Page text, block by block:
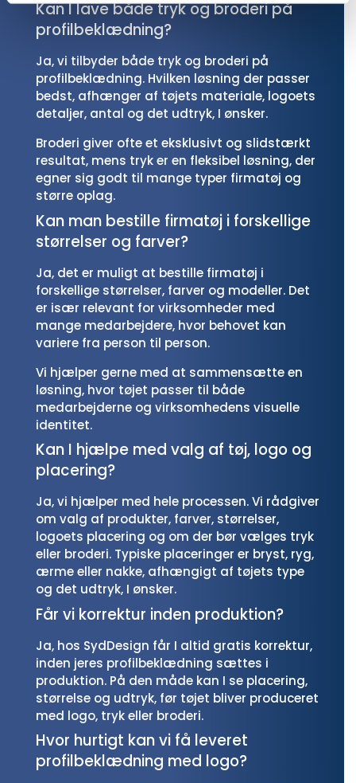
Kan I lave både tryk og broderi på
profilbeklædning?
Ja, vi tilbyder både tryk og broderi på
profilbeklædning. Hvilken løsning der passer
bedst, afhænger af tøjets materiale, logoets
detaljer, antal og det udtryk, I ønsker.
Broderi giver ofte et eksklusivt og slidstærkt
resultat, mens tryk er en fleksibel løsning, der
egner sig godt til mange typer firmatøj og
større oplag.
Kan man bestille firmatøj i forskellige
størrelser og farver?
Ja, det er muligt at bestille firmatøj i
forskellige størrelser, farver og modeller. Det
er især relevant for virksomheder med
mange medarbejdere, hvor behovet kan
variere fra person til person.
Vi hjælper gerne med at sammensætte en
løsning, hvor tøjet passer til både
medarbejderne og virksomhedens visuelle
identitet.
Kan I hjælpe med valg af tøj, logo og
placering?
Ja, vi hjælper med hele processen. Vi rådgiver
om valg af produkter, farver, størrelser,
logoets placering og om der bør vælges tryk
eller broderi. Typiske placeringer er bryst, ryg,
ærme eller nakke, afhængigt af tøjets type
og det udtryk, I ønsker.
Får vi korrektur inden produktion?
Ja, hos SydDesign får I altid gratis korrektur,
inden jeres profilbeklædning sættes i
produktion. På den måde kan I se placering,
størrelse og udtryk, før tøjet bliver produceret
med logo, tryk eller broderi.
Hvor hurtigt kan vi få leveret
profilbeklædning med logo?